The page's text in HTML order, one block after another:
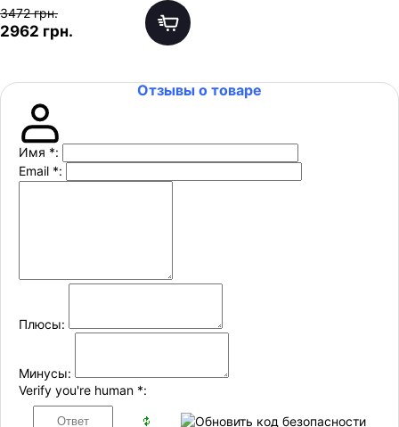
3472 грн.
2962 грн.
Отзывы о товаре
Имя *:
Email *:
Плюсы:
Минусы:
Verify you're human *: